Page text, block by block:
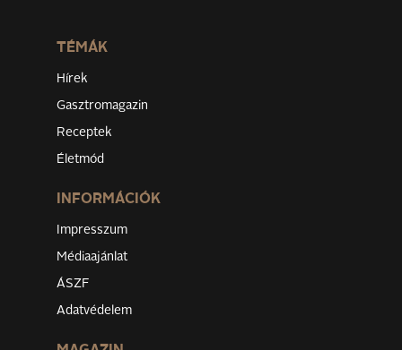
TÉMÁK
Hírek
Gasztromagazin
Receptek
Életmód
INFORMÁCIÓK
Impresszum
Médiaajánlat
ÁSZF
Adatvédelem